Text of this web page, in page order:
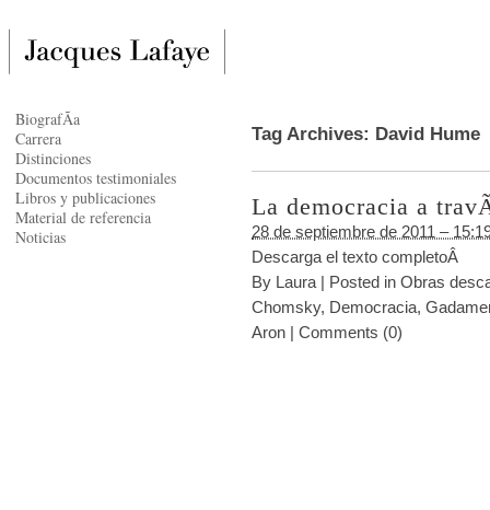
Tag Archives: David Hume
La democracia a
28 de septiembre de 2011 –
Descarga el texto completoÂ
By Laura | Posted in Obras
Chomsky, Democracia,
Aron | Comments (0)
BiografÃ­a
Carrera
Distinciones
Documentos testimoniales
Libros y publicaciones
Material de referencia
Noticias